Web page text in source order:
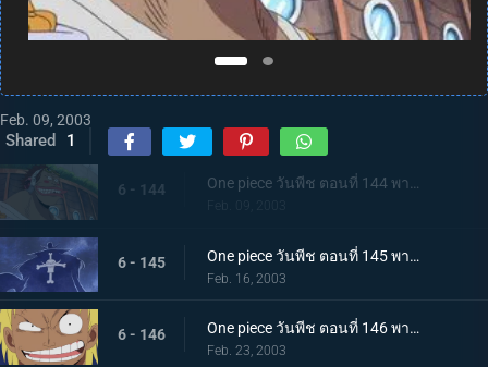
Feb. 09, 2003
Shared 1
6 - 144
Feb. 09, 2003
6 - 145 One piece วันพีช ตอนที่ 145 พากย์ไทย ปากทางเข้าสัตว์ประหลาด อย่าไปยุ่งกับโจรสลัดหนวดขาวนะ
Feb. 16, 2003
6 - 146 One piece วันพีช ตอนที่ 146 พากย์ไทย มองหาความฝันไปทำไม เมืองที่น่ารังเกียจม็อกทาวน์!
Feb. 23, 2003